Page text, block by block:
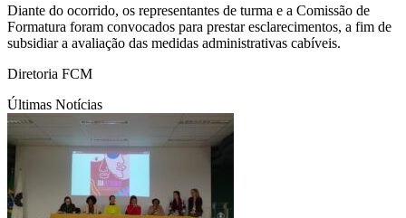
Diante do ocorrido, os representantes de turma e a Comissão de
Formatura foram convocados para prestar esclarecimentos, a fim de
subsidiar a avaliação das medidas administrativas cabíveis.
Diretoria FCM
Últimas Notícias